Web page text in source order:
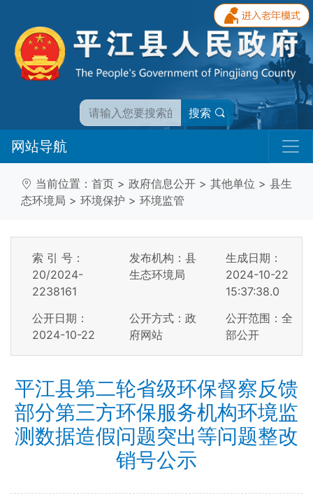
搜索
网站导航
当前位置： 首页 > 政府信息公开 > 其他单位 > 县生
态环境局 > 环境保护 > 环境监管
索 引 号：
20/2024-
2238161
发布机构：县
生态环境局
生成日期：
2024-10-22
15:37:38.0
公开日期：
2024-10-22
公开方式：政
府网站
公开范围：全
部公开
平江县第二轮省级环保督察反馈
部分第三方环保服务机构环境监
测数据造假问题突出等问题整改
销号公示